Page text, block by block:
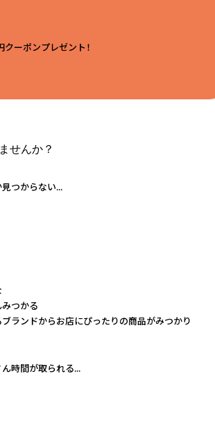
ーポンプレゼント！
せんか？
つからない...
つかる
ランドからお店にぴったりの商品がみつかり
時間が取られる...